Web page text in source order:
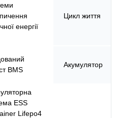
енергії
Цикл життя
BMS
Акумулятор
ESS
Lifepo4